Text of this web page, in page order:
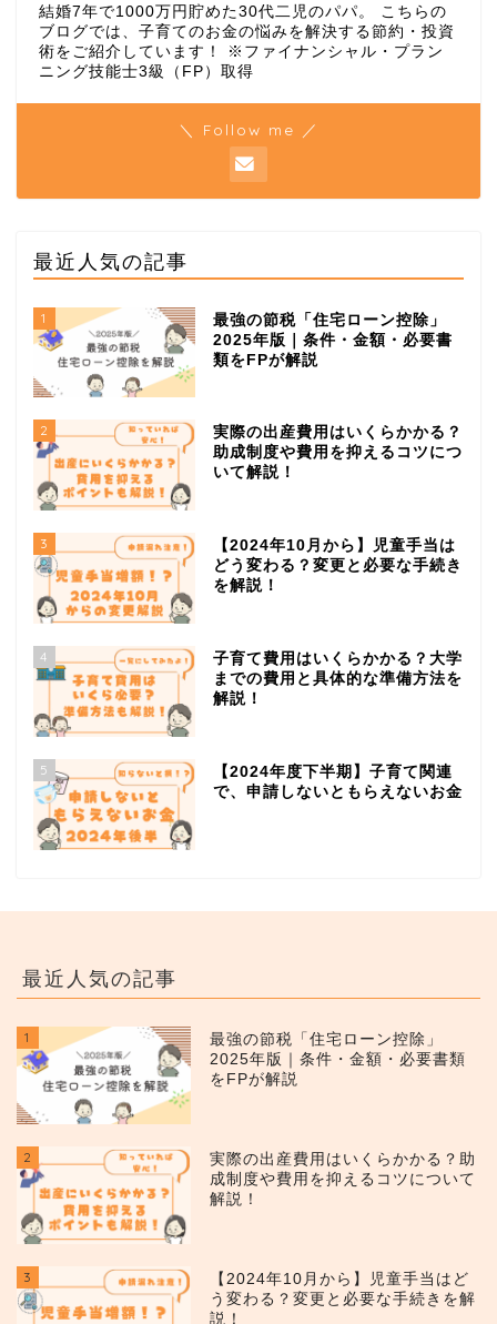
結婚7年で1000万円貯めた30代二児のパパ。 こちらの
ブログでは、子育てのお金の悩みを解決する節約・投資
術をご紹介しています！ ※ファイナンシャル・プラン
ニング技能士3級（FP）取得
＼ Follow me ／
最近人気の記事
1
最強の節税「住宅ローン控除」
2025年版｜条件・金額・必要書
類をFPが解説
2
実際の出産費用はいくらかかる？
助成制度や費用を抑えるコツにつ
いて解説！
3
【2024年10月から】児童手当は
どう変わる？変更と必要な手続き
を解説！
4
子育て費用はいくらかかる？大学
までの費用と具体的な準備方法を
解説！
5
【2024年度下半期】子育て関連
で、申請しないともらえないお金
最近人気の記事
1
最強の節税「住宅ローン控除」
2025年版｜条件・金額・必要書類
をFPが解説
2
実際の出産費用はいくらかかる？助
成制度や費用を抑えるコツについて
解説！
3
【2024年10月から】児童手当はど
う変わる？変更と必要な手続きを解
説！